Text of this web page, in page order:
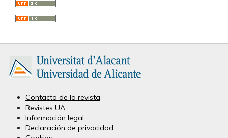
Contacto de la revista
Revistes UA
Información legal
Declaración de privacidad